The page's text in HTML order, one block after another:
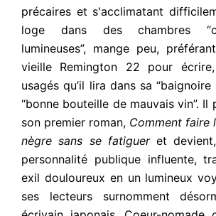
précaires et s'acclimatant
loge dans des chambres
lumineuses”, mange peu,
vieille Remington 22 pour
usagés qu’il lira dans sa
“bonne bouteille de mauvais vin”. Il
son premier roman, Comment faire
nègre sans se fatigueret
personnalité publique influente,
exil douloureux en un lumineux
ses lecteurs surnomment